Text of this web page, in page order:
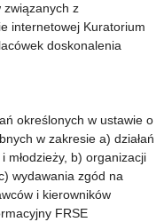
związanych z
internetowej Kuratorium
doskonalenia
określonych w ustawie o
w zakresie a) działań
młodzieży, b) organizacji
wydawania zgód na
i kierowników
FRSE